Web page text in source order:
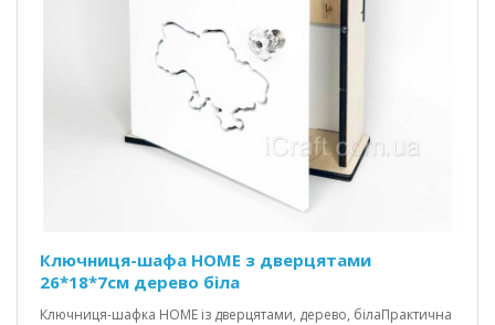
Ключниця-шафа HOME з дверцятами
26*18*7см дерево біла
Ключниця-шафка HOME із дверцятами, дерево, білаПрактична